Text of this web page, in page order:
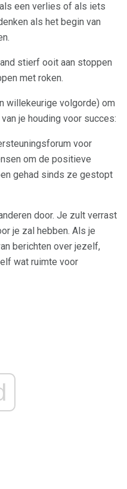
een verlies of als iets
als het begin van
stierf ooit aan stoppen
met roken.
willekeurige volgorde) om
je houding voor succes:
voor
om de positieve
gehad sinds ze gestopt
door. Je zult verrast
je zal hebben. Als je
berichten over jezelf,
wat ruimte voor